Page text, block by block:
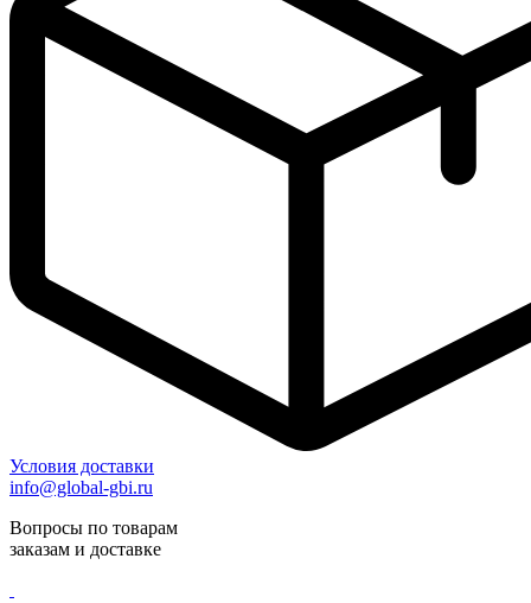
Условия доставки
info@global-gbi.ru
Вопросы по товарам
заказам и доставке